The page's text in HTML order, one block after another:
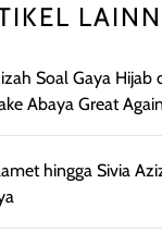
Soal Gaya Hijab
Abaya Great
hingga Sivia